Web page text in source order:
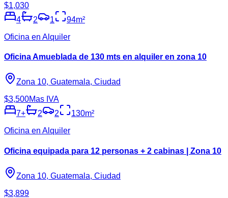
$1,030
4
2 1 94m²
Oficina en Alquiler
Oficina Amueblada de 130 mts en alquiler en zona 10
Zona 10, Guatemala, Ciudad
$3,500Mas IVA
7+ 2 2 130m²
Oficina en Alquiler
Oficina equipada para 12 personas + 2 cabinas | Zona 10
Zona 10, Guatemala, Ciudad
$3,899